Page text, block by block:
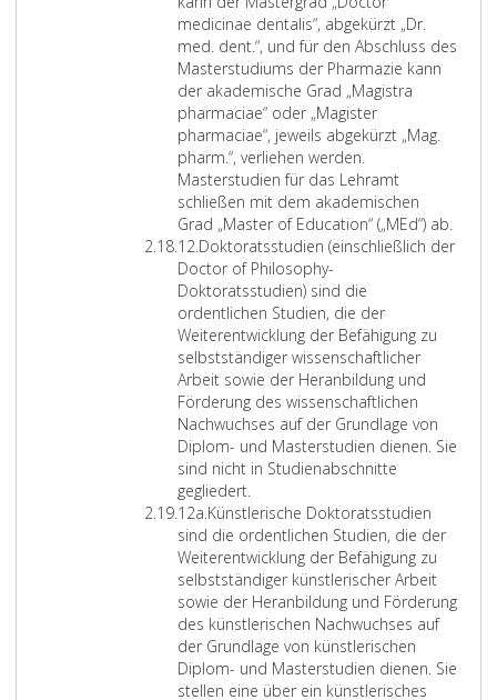
t
i
g
k
e
i
t
e
n
,
w
e
l
c
h
e
d
i
e
A
n
e
n
d
u
n
g
w
i
s
Q
u
a
l
f
z
i
e
r
g
f
ü
r
b
e
r
u
l
i
c
h
e
T
ä
t
i
b
i
l
d
u
n
g
o
d
e
r
B
e
r
u
f
s
a
u
s
b
l
d
u
n
g
a
u
f
d
medicinae dentalis“, abgekürzt „Dr.
med. dent.“, und für den Abschluss des
Masterstudiums der Pharmazie kann
der akademische Grad „Magistra
pharmaciae“ oder „Magister
pharmaciae“, jeweils abgekürzt „Mag.
pharm.“, verliehen werden.
Masterstudien für das Lehramt
schließen mit dem akademischen
Grad „Master of Education“ („MEd“) ab.
12.Z
i
f
f
e
r
1
2
Doktoratsstudien (einschließlich der
Doctor of Philosophy-
Doktoratsstudien) sind die
ordentlichen Studien, die der
Weiterentwicklung der Befähigung zu
selbstständiger wissenschaftlicher
Arbeit sowie der Heranbildung und
Förderung des wissenschaftlichen
Nachwuchses auf der Grundlage von
Diplom- und Masterstudien dienen. Sie
sind nicht in Studienabschnitte
gegliedert.
12a.Z
f
f
e
r
1
2
a
Künstlerische Doktoratsstudien
sind die ordentlichen Studien, die der
Weiterentwicklung der Befähigung zu
selbstständiger künstlerischer Arbeit
sowie der Heranbildung und Förderung
des künstlerischen Nachwuchses auf
der Grundlage von künstlerischen
Diplom- und Masterstudien dienen. Sie
stellen eine über ein künstlerisches